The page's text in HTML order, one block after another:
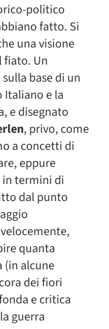
politico
fatto. Si
una visione
fiato. Un
base di un
Italiano e la
e disegnato
, privo, come
a concetti di
eppure
termini di
dal punto
quanta
(in alcune
dei fiori
e critica
guerra